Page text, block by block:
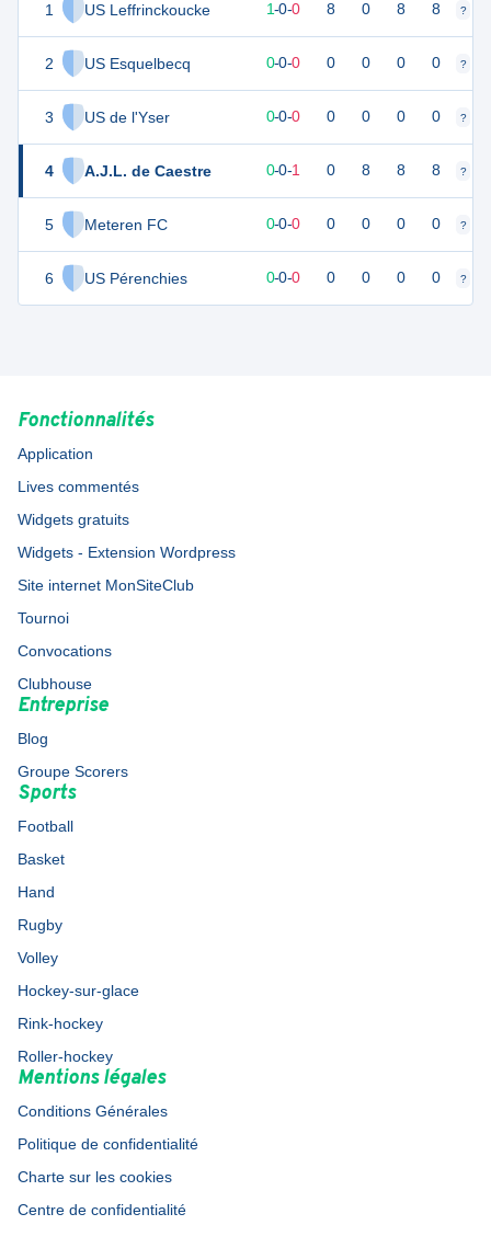
1 US Leffrinckoucke
2 US Esquelbecq
3 US de l'Yser
4 A.J.L. de Caestre
5 Meteren FC
6 US Pérenchies
3 1-0-0 8 0 8 8 ?
0-0-0 0 0 0 0 ?
0-0-0 0 0 0 0 ?
0 0-0-1 0 8 8 8 ?
0-0-0 0 0 0 0 ?
0-0-0 0 0 0 0 ?
Fonctionnalités
Application
Lives commentés
Widgets gratuits
Widgets - Extension Wordpress
Site internet MonSiteClub
Tournoi
Convocations
Clubhouse
Entreprise
Blog
Groupe Scorers
Sports
Football
Basket
Hand
Rugby
Volley
Hockey-sur-glace
Rink-hockey
Roller-hockey
Mentions légales
Conditions Générales
Politique de confidentialité
Charte sur les cookies
Centre de confidentialité